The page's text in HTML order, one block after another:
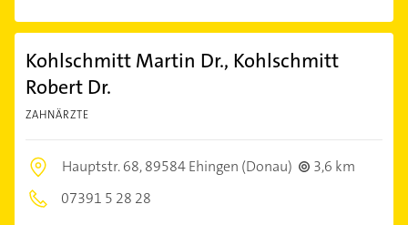
Kohlschmitt Martin Dr., Kohlschmitt
Robert Dr.
ZAHNÄRZTE
Hauptstr. 68,89584 Ehingen (Donau)
3,6 km
07391 5 28 28